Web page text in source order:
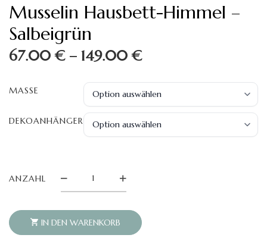
Musselin Hausbett-Himmel –
Salbeigrün
67.00€ – 149.00€Preisspanne:
67.00 €
bis
149.00 €
MASSE
DEKOANHÄNGER
ANZAHL
MUSSELIN
HAUSBETT-
-
SALBEIGRÜN
IN DEN WARENKORB